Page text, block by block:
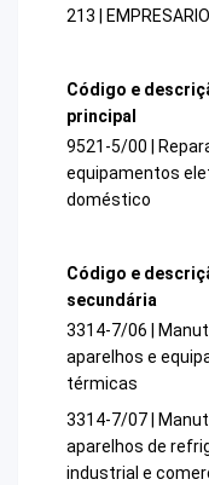
213 |
Código e
principal
9521-5/00 |
equipamentos
doméstico
Código e
secundária
3314-7/06 |
aparelhos e
térmicas
3314-7/07 |
aparelhos de
industrial e